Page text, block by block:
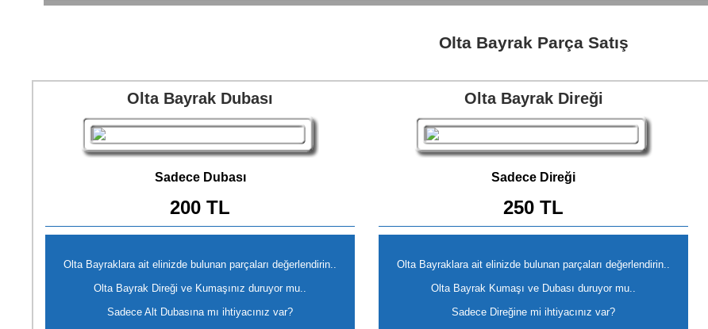
Olta Bayrak Parça Satış
Olta Bayrak Dubası
Sadece Dubası
200 TL
Olta Bayraklara ait elinizde bulunan parçaları değerlendirin..
Olta Bayrak Direği ve Kumaşınız duruyor mu..
Sadece Alt Dubasına mı ihtiyacınız var?
Olta Bayrak Direği
Sadece Direği
250 TL
Olta Bayraklara ait elinizde bulunan parçaları değerlendirin..
Olta Bayrak Kumaşı ve Dubası duruyor mu..
Sadece Direğine mi ihtiyacınız var?